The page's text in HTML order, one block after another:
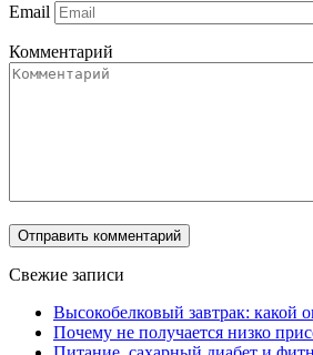
Email
Комментарий
Свежие записи
Высокобелковый завтрак: какой
Почему не получается низко